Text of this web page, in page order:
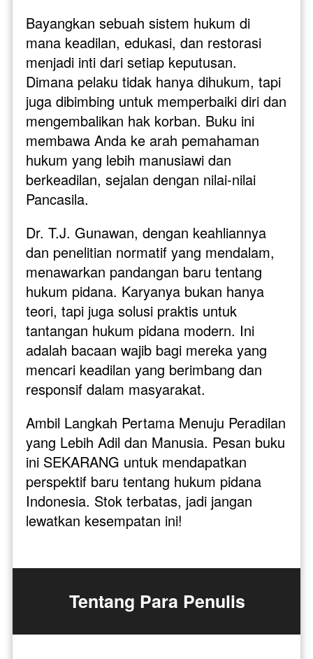
Bayangkan sebuah sistem hukum di
mana keadilan, edukasi, dan restorasi
menjadi inti dari setiap keputusan.
Dimana pelaku tidak hanya dihukum, tapi
juga dibimbing untuk memperbaiki diri dan
mengembalikan hak korban. Buku ini
membawa Anda ke arah pemahaman
hukum yang lebih manusiawi dan
berkeadilan, sejalan dengan nilai-nilai
Pancasila.
Dr. T.J. Gunawan, dengan keahliannya
dan penelitian normatif yang mendalam,
menawarkan pandangan baru tentang
hukum pidana. Karyanya bukan hanya
teori, tapi juga solusi praktis untuk
tantangan hukum pidana modern. Ini
adalah bacaan wajib bagi mereka yang
mencari keadilan yang berimbang dan
responsif dalam masyarakat.
Ambil Langkah Pertama Menuju Peradilan
yang Lebih Adil dan Manusia. Pesan buku
ini SEKARANG untuk mendapatkan
perspektif baru tentang hukum pidana
Indonesia. Stok terbatas, jadi jangan
lewatkan kesempatan ini!
Tentang Para Penulis